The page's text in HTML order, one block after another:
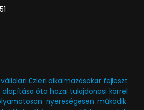
vállalati üzleti alkalmazásokat fejleszt
alapítása óta hazai tulajdonosi körrel
nyereségesen működik.